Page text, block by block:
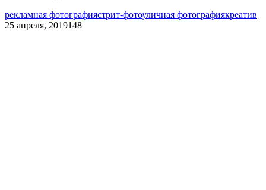
рекламная фотографиястрит-фотоуличная фотографиякреатив
25 апреля, 2019148